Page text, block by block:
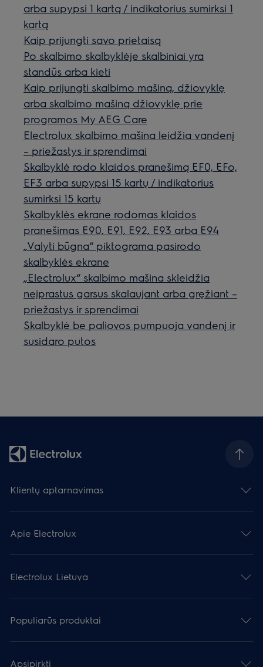
arba supypsi 1 kartą / indikatorius sumirksi 1
kartą
Kaip prijungti savo prietaisą
Po skalbimo skalbyklėje skalbiniai yra
standūs arba kieti
Kaip prijungti skalbimo mašiną, džiovyklę
arba skalbimo mašiną džiovyklę prie
programos My AEG Care
Electrolux skalbimo mašina leidžia vandenį
– priežastys ir sprendimai
Skalbyklė rodo klaidos pranešimą EF0, EFo,
EF3 arba supypsi 15 kartų / indikatorius
sumirksi 15 kartų
Skalbyklės ekrane rodomas klaidos
pranešimas E90, E91, E92, E93 arba E94
„Valyti būgna“ piktograma pasirodo
skalbyklės ekrane
„Electrolux“ skalbimo mašina skleidžia
neįprastus garsus skalaujant arba gręžiant –
priežastys ir sprendimai
Skalbyklė be paliovos pumpuoja vandenį ir
susidaro putos
Klientų aptarnavimas
Apie Electrolux
Electrolux Lietuva
Populiarūs produktai
Apsipirkti